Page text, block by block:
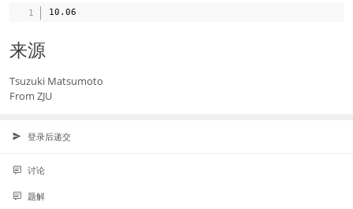
来源
Tsuzuki Matsumoto
From ZJU
登录后递交
讨论
题解